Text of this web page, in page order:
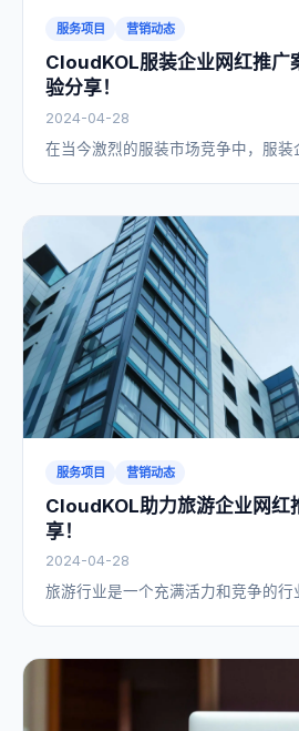
服务项目 营销动态
CloudKOL服装企业网红推广
验分享！
2024-04-28
在当今激烈的服装市场竞争中，服
服务项目 营销动态
CloudKOL助力旅游企业网红
享！
2024-04-28
旅游行业是一个充满活力和竞争的